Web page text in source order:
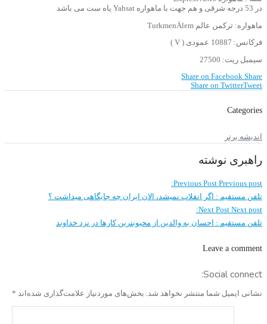
در 53 درجه شرقی و هم جهت با ماهواره Yahsat یاه ست می باشد
ماهواره: ترکمن عالم TurkmenÄlem
فرکانس: 10887 عمودی ( V )
سیمبل ریت: 27500
Share on Facebook Share
Share on TwitterTweet
Categories
اندیشه برتر
راهبری نوشته
Previous Post Previous post:
تلفن مستقیم : اگر انقلاب نمیشد، الان ایران چه جایگاهی میداشت ؟
Next Post Next post:
تلفن مستقیم : احسان به والدین از محبوبترین کارها در نزد خداوند
Leave a comment
Social connect:
نشانی ایمیل شما منتشر نخواهد شد. بخش‌های موردنیاز علامت‌گذاری شده‌اند *